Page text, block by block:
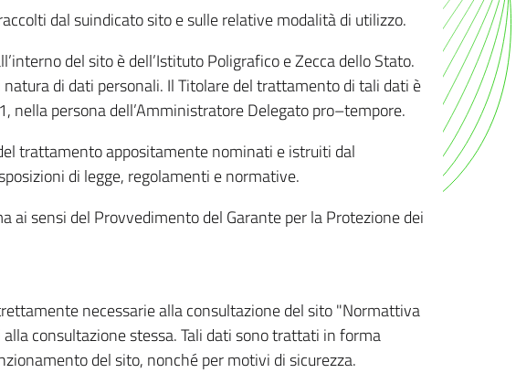
dal suindicato sito e sulle relative modalità di utilizzo.
del sito è dell’Istituto Poligrafico e Zecca dello Stato.
di dati personali. Il Titolare del trattamento di tali dati è
nella persona dell’Amministratore Delegato pro–tempore.
trattamento appositamente nominati e istruiti dal
di legge, regolamenti e normative.
sensi del Provvedimento del Garante per la Protezione dei
necessarie alla consultazione del sito "Normattiva
consultazione stessa. Tali dati sono trattati in forma
del sito, nonché per motivi di sicurezza.